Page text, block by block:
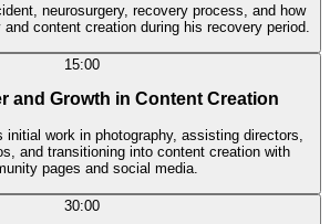
neurosurgery, recovery process, and how
content creation during his recovery period.
15:00
and Growth in Content Creation
initial work in photography, assisting directors,
and transitioning into content creation with
pages and social media.
30:00